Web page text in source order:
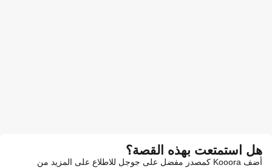
هل استمتعت بهذه القصة؟
أضف Kooora كمصدر مفضل على جوجل للاطلاع على المزيد من